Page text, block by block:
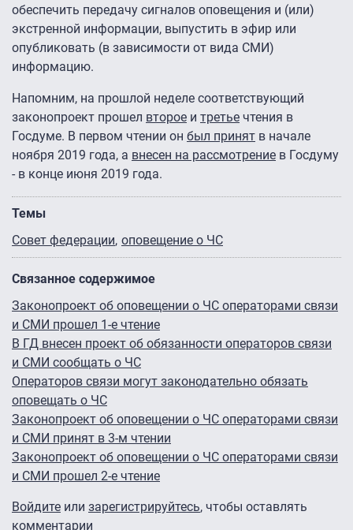
обеспечить передачу сигналов оповещения и (или)
экстренной информации, выпустить в эфир или
опубликовать (в зависимости от вида СМИ)
информацию.
Напомним, на прошлой неделе соответствующий
законопроект прошел второе и третье чтения в
Госдуме. В первом чтении он был принят в начале
ноября 2019 года, а внесен на рассмотрение в Госдуму
- в конце июня 2019 года.
Темы
Совет федерации оповещение о ЧС
Связанное содержимое
Законопроект об оповещении о ЧС операторами связи
и СМИ прошел 1-е чтение
В ГД внесен проект об обязанности операторов связи
и СМИ сообщать о ЧС
Операторов связи могут законодательно обязать
оповещать о ЧС
Законопроект об оповещении о ЧС операторами связи
и СМИ принят в 3-м чтении
Законопроект об оповещении о ЧС операторами связи
и СМИ прошел 2-е чтение
Войдите или зарегистрируйтесь, чтобы оставлять
комментарии